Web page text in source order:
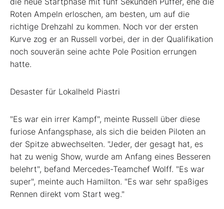
Roten Ampeln erloschen, am besten, um auf die
richtige Drehzahl zu kommen. Noch vor der ersten
Kurve zog er an Russell vorbei, der in der Qualifikation
noch souverän seine achte Pole Position errungen
hatte.
Desaster für Lokalheld Piastri
"Es war ein irrer Kampf", meinte Russell über diese
furiose Anfangsphase, als sich die beiden Piloten an
der Spitze abwechselten. "Jeder, der gesagt hat, es
hat zu wenig Show, wurde am Anfang eines Besseren
belehrt", befand Mercedes-Teamchef Wolff. "Es war
super", meinte auch Hamilton. "Es war sehr spaßiges
Rennen direkt vom Start weg."